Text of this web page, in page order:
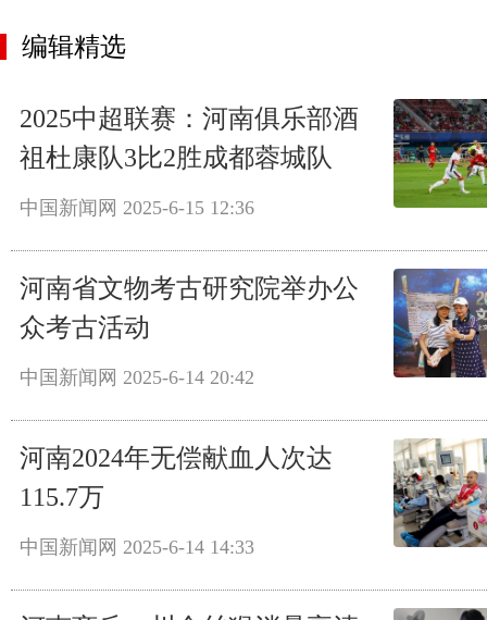
编辑精选
2025中超联赛：河南俱乐部酒
祖杜康队3比2胜成都蓉城队
中国新闻网 2025-6-15 12:36
河南省文物考古研究院举办公
众考古活动
中国新闻网 2025-6-14 20:42
河南2024年无偿献血人次达
115.7万
中国新闻网 2025-6-14 14:33